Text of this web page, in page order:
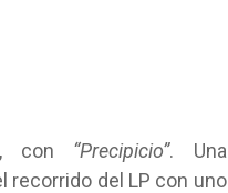
con “Precipicio”. Una
recorrido del LP con uno